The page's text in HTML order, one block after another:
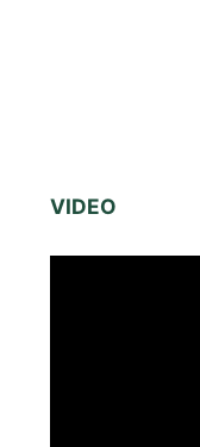
VIDEO